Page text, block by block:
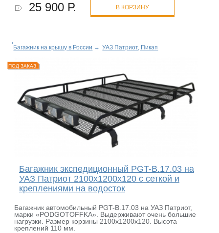
25 900 Р. В КОРЗИНУ
Багажник на крышу в России → УАЗ Патриот, Пикап
ПОД ЗАКАЗ
Багажник экспедиционный PGT-B.17.03 на
УАЗ Патриот 2100х1200х120 с сеткой и
креплениями на водосток
Багажник автомобильный PGT-B.17.03 на УАЗ Патриот,
марки «PODGOTOFFKA». Выдерживают очень большие
нагрузки. Размер корзины 2100х1200х120. Высота
креплений 110 мм.